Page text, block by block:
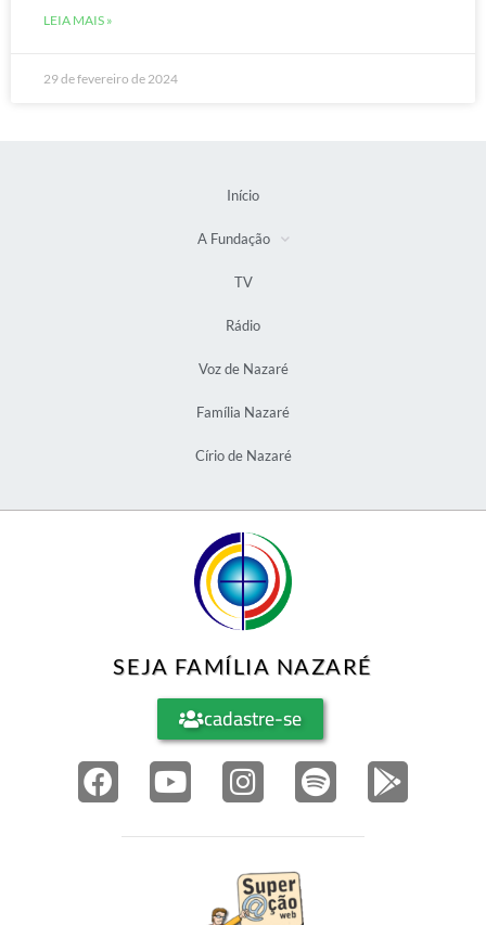
LEIA MAIS »
29 de fevereiro de 2024
Início
A Fundação
TV
Rádio
Voz de Nazaré
Família Nazaré
Círio de Nazaré
SEJA FAMÍLIA NAZARÉ
cadastre-se